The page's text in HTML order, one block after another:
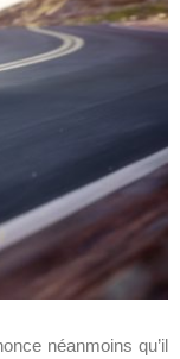
néanmoins qu’il